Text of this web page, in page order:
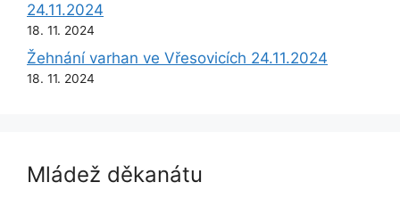
24.11.2024
18. 11. 2024
Žehnání varhan ve Vřesovicích 24.11.2024
18. 11. 2024
Mládež děkanátu